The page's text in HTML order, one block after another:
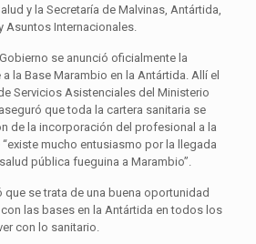
y la Secretaría de Malvinas, Antártida,
Asuntos Internacionales.
se anunció oficialmente la
la Base Marambio en la Antártida. Allí el
Servicios Asistenciales del Ministerio
que toda la cartera sanitaria se
de la incorporación del profesional a la
mucho entusiasmo por la llegada
pública fueguina a Marambio”.
que se trata de una buena oportunidad
las bases en la Antártida en todos los
con lo sanitario.